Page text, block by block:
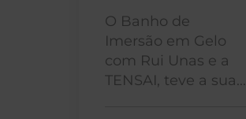
O Banho de
Imersão em Gelo
com Rui Unas e a
TENSAI, teve a sua...